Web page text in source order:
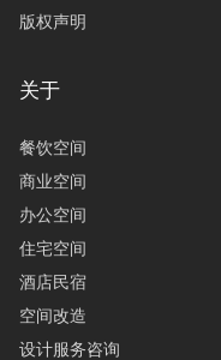
版权声明
关于
餐饮空间
商业空间
办公空间
住宅空间
酒店民宿
空间改造
设计服务咨询